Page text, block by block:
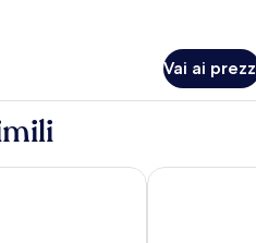
Vai ai
HOTEL APLO